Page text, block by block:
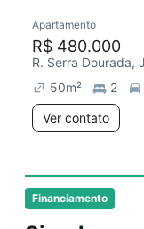
Financiamento
Redecorar
Apartamento
R$ 480.000
R. Serra Dourada,
50m² 2
Ver contato